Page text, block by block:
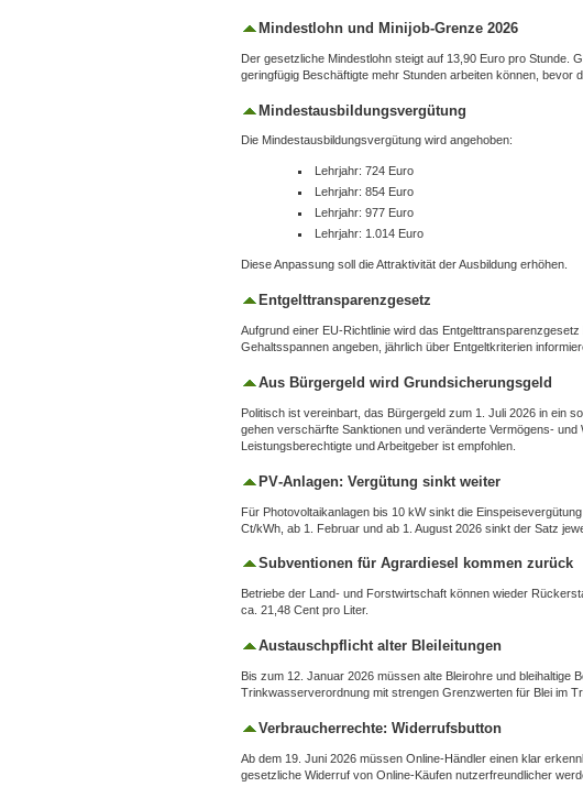
Mindestlohn und Minijob‑Grenze 2026
Der gesetzliche Mindestlohn steigt auf 13,90 Euro pro Stunde.
geringfügig Beschäftigte mehr Stunden arbeiten können, bevor
Mindestausbildungsvergütung
Die Mindestausbildungsvergütung wird angehoben:
Lehrjahr: 724 Euro
Lehrjahr: 854 Euro
Lehrjahr: 977 Euro
Lehrjahr: 1.014 Euro
Diese Anpassung soll die Attraktivität der Ausbildung erhöhen.
Entgelttransparenzgesetz
Aufgrund einer EU‑Richtlinie wird das
Gehaltsspannen angeben, jährlich über Entgeltkriterien
Aus Bürgergeld wird Grundsicherungsgeld
Politisch ist vereinbart, das Bürgergeld zum 1. Juli 2026 in ein
gehen verschärfte Sanktionen und veränderte Vermögens‑
Leistungsberechtigte und Arbeitgeber ist empfohlen.
PV‑Anlagen: Vergütung sinkt weiter
Für Photovoltaikanlagen bis 10 kW sinkt die
Ct/kWh, ab 1. Februar und ab 1. August 2026 sinkt der Satz
Subventionen für Agrardiesel kommen zurück
Betriebe der Land‑ und Forstwirtschaft können wieder
ca. 21,48 Cent pro Liter.
Austauschpflicht alter Bleileitungen
Bis zum 12. Januar 2026 müssen alte Bleirohre und bleihaltige
Trinkwasserverordnung mit strengen Grenzwerten für Blei im
Verbraucherrechte: Widerrufsbutton
Ab dem 19. Juni 2026 müssen Online‑Händler einen klar
gesetzliche Widerruf von Online‑Käufen nutzerfreundlicher